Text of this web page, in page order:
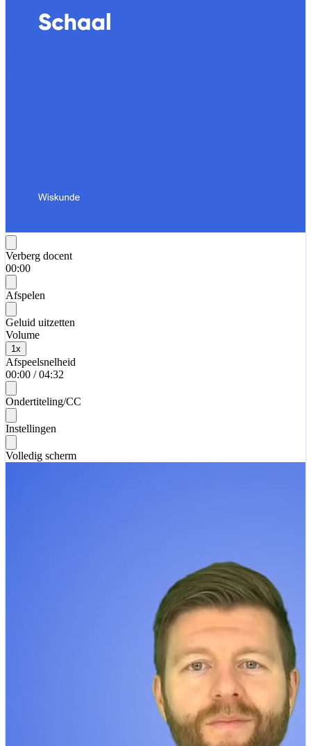
Verberg docent
00:00
Afspelen
Geluid uitzetten
Volume
1 x
Afspeelsnelheid
00:00 / 04:32
Ondertiteling/CC
Instellingen
Volledig scherm